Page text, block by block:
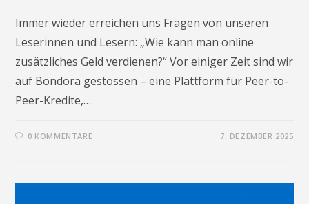
Immer wieder erreichen uns Fragen von unseren
Leserinnen und Lesern: „Wie kann man online
zusätzliches Geld verdienen?“ Vor einiger Zeit sind wir
auf Bondora gestossen – eine Plattform für Peer-to-
Peer-Kredite,…
0 KOMMENTARE 7. DEZEMBER 2025